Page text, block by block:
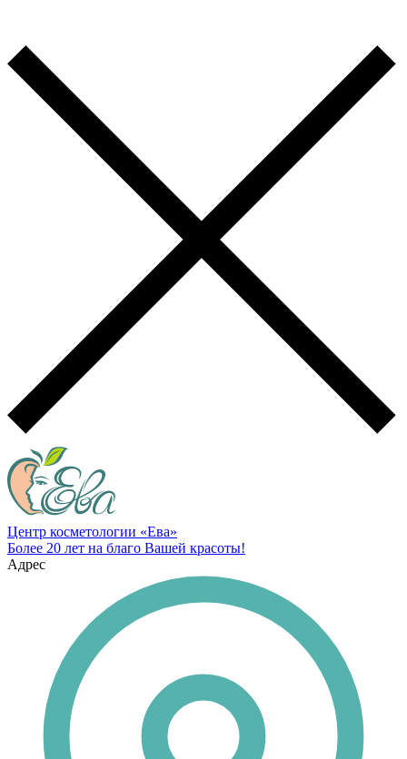
Центр косметологии «Ева»
Более 20 лет на благо Вашей красоты!
Адрес